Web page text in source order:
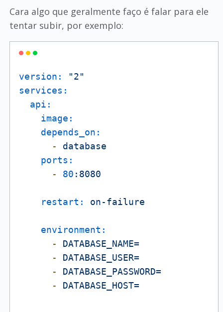
Cara algo que geralmente faço é falar para ele
tentar subir, por exemplo:
version:
"2"
services:
api:
image:
depends_on:
-
database
ports:
-
80 :8080
restart: on-failure
environment:
-
DATABASE_NAME=
-
DATABASE_USER=
-
DATABASE_PASSWORD=
-
DATABASE_HOST=